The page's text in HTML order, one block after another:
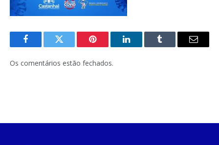
FacebookTwitter Pinterest O
Tumblr
E-
Os comentários estão fechados.